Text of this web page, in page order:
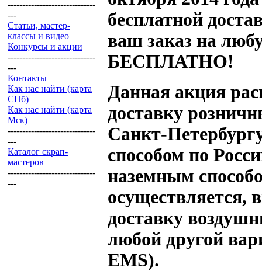
------------------------------
---
Статьи, мастер-
классы и видео
Конкурсы и акции
------------------------------
---
Контакты
Как нас найти (карта
СПб)
Как нас найти (карта
Мск)
------------------------------
---
Каталог скрап-
мастеров
------------------------------
---
бесплатной
ваш заказ на
БЕСПЛАТНО!
Данная акция
доставку
Санкт-
способом по
наземным
осуществляется,
доставку
любой другой
EMS).